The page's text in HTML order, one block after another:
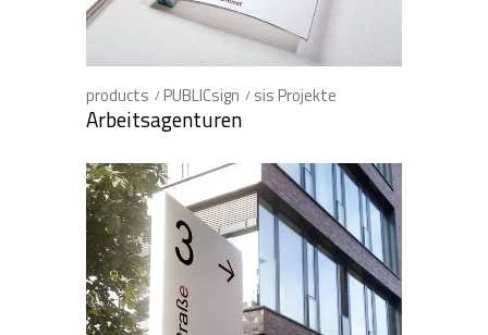
products PUBLICsign sis Projekte
Arbeitsagenturen